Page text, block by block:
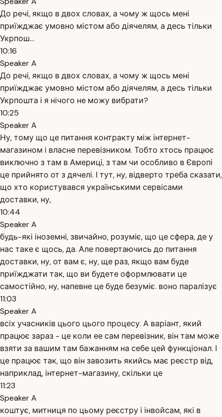
До речі, якщо в двох словах, а чому ж щось мені
приїжджає умовно містом або діячелям, а десь тільки
Укрпош...
10:16
Speaker A
До речі, якщо в двох словах, а чому ж щось мені
приїжджає умовно містом або діячелям, а десь тільки
Укрпошта і я нічого не можу вибрати?
10:25
Speaker A
Ну, тому що це питання контракту між інтернет-
магазином і власне перевізником. Тобто хтось працює
виключно з там в Америці, з там чи особливо в Європі
це прийнято от з дячелі. І тут, ну, відверто треба сказати,
що хто користувався українськими сервісами
доставки, ну,
10:44
Speaker A
будь-які іноземні, звичайно, розуміє, що це сфера, де у
нас таке є щось, да. Але повертаючись до питання
доставки, ну, от вам є, ну, ще раз, якщо вам буде
приїжджати так, що ви будете оформлювати це
самостійно, ну, напевне це буде безуміє. воно паралізує
11:03
Speaker A
всіх учасників цього цього процесу. А варіант, який
працює зараз - це коли ее сам перевізник, він там може
взяти за вашим там бажанням на себе цей функціонал. І
це працює так, що він завозить якийсь має реєстр від,
наприклад, інтернет-магазину, скільки це
11:23
Speaker A
коштує, митниця по цьому реєстру і інвойсам, які в